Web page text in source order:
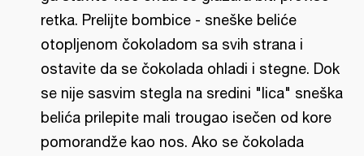
retka. Prelijte bombice - sneške beliće
otopljenom čokoladom sa svih strana i
ostavite da se čokolada ohladi i stegne. Dok
se nije sasvim stegla na sredini "lica" sneška
belića prilepite mali trougao isečen od kore
pomorandže kao nos. Ako se čokolada